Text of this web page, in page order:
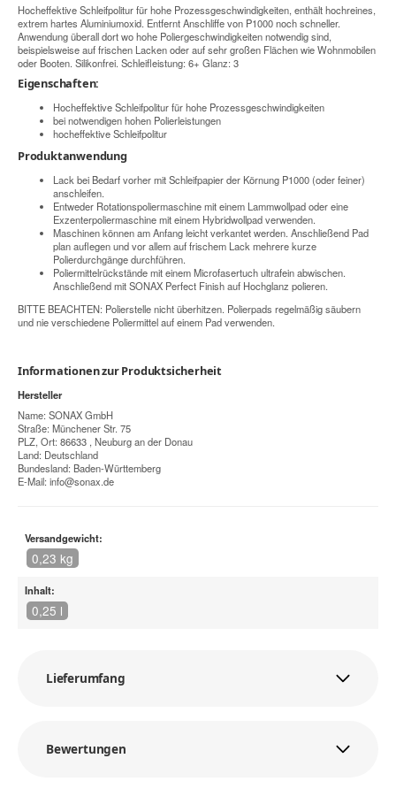
Hocheffektive Schleifpolitur für hohe Prozessgeschwindigkeiten, enthält hochreines,
extrem hartes Aluminiumoxid. Entfernt Anschliffe von P1000 noch schneller.
Anwendung überall dort wo hohe Poliergeschwindigkeiten notwendig sind,
beispielsweise auf frischen Lacken oder auf sehr großen Flächen wie Wohnmobilen
oder Booten. Silikonfrei. Schleifleistung: 6+ Glanz: 3
Eigenschaften:
Hocheffektive Schleifpolitur für hohe Prozessgeschwindigkeiten
bei notwendigen hohen Polierleistungen
hocheffektive Schleifpolitur
Produktanwendung
Lack bei Bedarf vorher mit Schleifpapier der Körnung P1000 (oder feiner)
anschleifen.
Entweder Rotationspoliermaschine mit einem Lammwollpad oder eine
Exzenterpoliermaschine mit einem Hybridwollpad verwenden.
Maschinen können am Anfang leicht verkantet werden. Anschließend Pad
plan auflegen und vor allem auf frischem Lack mehrere kurze
Polierdurchgänge durchführen.
Poliermittelrückstände mit einem Microfasertuch ultrafein abwischen.
Anschließend mit SONAX Perfect Finish auf Hochglanz polieren.
BITTE BEACHTEN: Polierstelle nicht überhitzen. Polierpads regelmäßig säubern
und nie verschiedene Poliermittel auf einem Pad verwenden.
Informationen zur Produktsicherheit
Hersteller
Name: SONAX GmbH
Straße: Münchener Str. 75
PLZ, Ort: 86633 , Neuburg an der Donau
Land: Deutschland
Bundesland: Baden-Württemberg
E-Mail: info@sonax.de
Versandgewicht:
0,23 kg
Inhalt:
0,25 l
Lieferumfang
Bewertungen